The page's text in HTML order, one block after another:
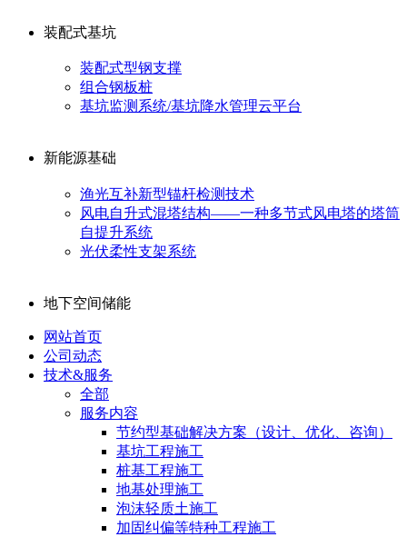
装配式基坑
装配式型钢支撑
组合钢板桩
基坑监测系统/基坑降水管理云平台
新能源基础
渔光互补新型锚杆检测技术
风电自升式混塔结构——一种多节式风电塔的塔筒
自提升系统
光伏柔性支架系统
地下空间储能
网站首页
公司动态
技术&服务
全部
服务内容
节约型基础解决方案（设计、优化、咨询）
基坑工程施工
桩基工程施工
地基处理施工
泡沫轻质土施工
加固纠偏等特种工程施工